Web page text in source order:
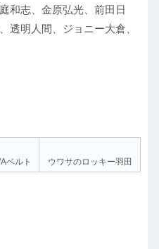
和志、金原弘光、前田日
透明人間、ジョニー大倉、
ベルト ウワサのロッキー羽田